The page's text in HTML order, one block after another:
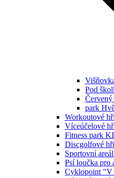
Pod
park
Workoutové
Víceúčelové
Fitness park
Discgolfové
Sportovní
Psí loučka pro
Cyklopoint "V